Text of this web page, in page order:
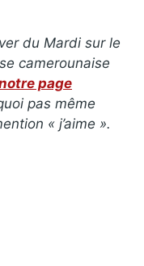
du Mardi sur le
camerounaise
page
pas même
« j’aime ».